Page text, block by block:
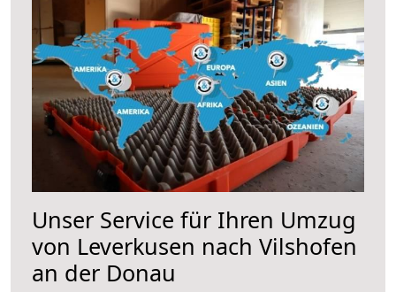
Unser Service für Ihren Umzug
von Leverkusen nach Vilshofen
an der Donau